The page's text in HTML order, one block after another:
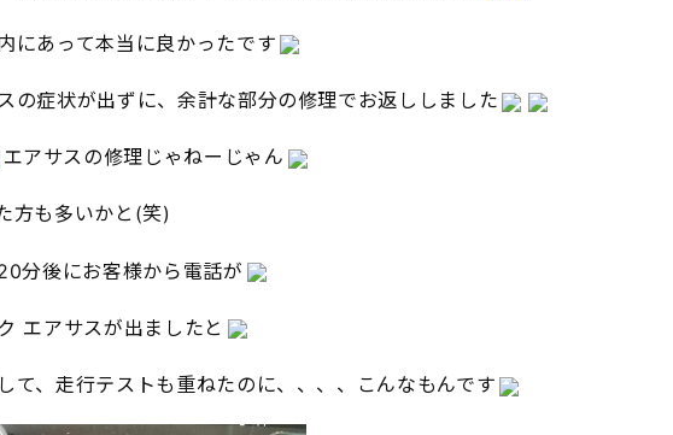
にあって本当に良かったです
の症状が出ずに、余計な部分の修理でお返ししました
エアサスの修理じゃねーじゃん
方も多いかと(笑)
分後にお客様から電話が
エアサスが出ましたと
て、走行テストも重ねたのに、、、、こんなもんです